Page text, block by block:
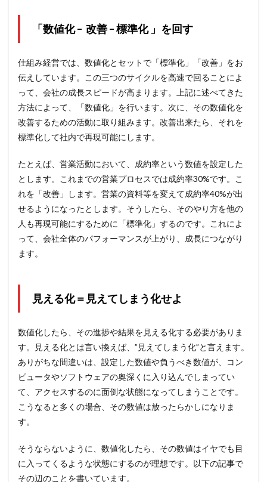
「数値化 – 改善 – 標準化 」を回す
仕組み経営では、数値化とセットで「標準化」「改善」をお
伝えしています。この三つのサイクルを高速で回ることによ
って、会社の成長スピードが高まります。上記に述べてきた
方法によって、「数値化」を行います。次に、その数値化を
改善するための活動に取り組みます。改善出来たら、それを
標準化して社内で再現可能にします。
たとえば、営業活動において、成約率という数値を設定した
とします。これまでの営業プロセスでは成約率30%です。こ
れを「改善」します。営業の資料等を変えて成約率40%が出
せるようになったとします。そうしたら、そのやり方を他の
人も再現可能にするために「標準化」するのです。これによ
って、会社全体のパフォーマンスが上がり、成長につながり
ます。
見える化＝見えてしまう化せよ
数値化したら、その進捗や結果を見える化する必要がありま
す。見える化とは言い換えば、”見えてしまう化”と言えます。
ありがちな間違いは、設定した数値や負うべき数値が、コン
ピュータやソフトウェアの奥深くに入り込んでしまってい
て、アクセスするのに面倒な状態になってしまうことです。
こうなると多くの場合、その数値は放ったらかしになりま
す。
そうならないように、数値化したら、その数値はイヤでも目
に入ってくるような状態にするのが理想です。以下の記事で
その辺のことを書いています。